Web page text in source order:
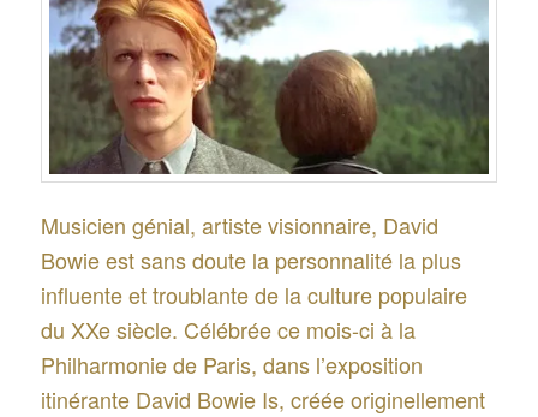
Musicien génial, artiste visionnaire, David
Bowie est sans doute la personnalité la plus
influente et troublante de la culture populaire
du XXe siècle. Célébrée ce mois-ci à la
Philharmonie de Paris, dans l’exposition
itinérante David Bowie Is, créée originellement